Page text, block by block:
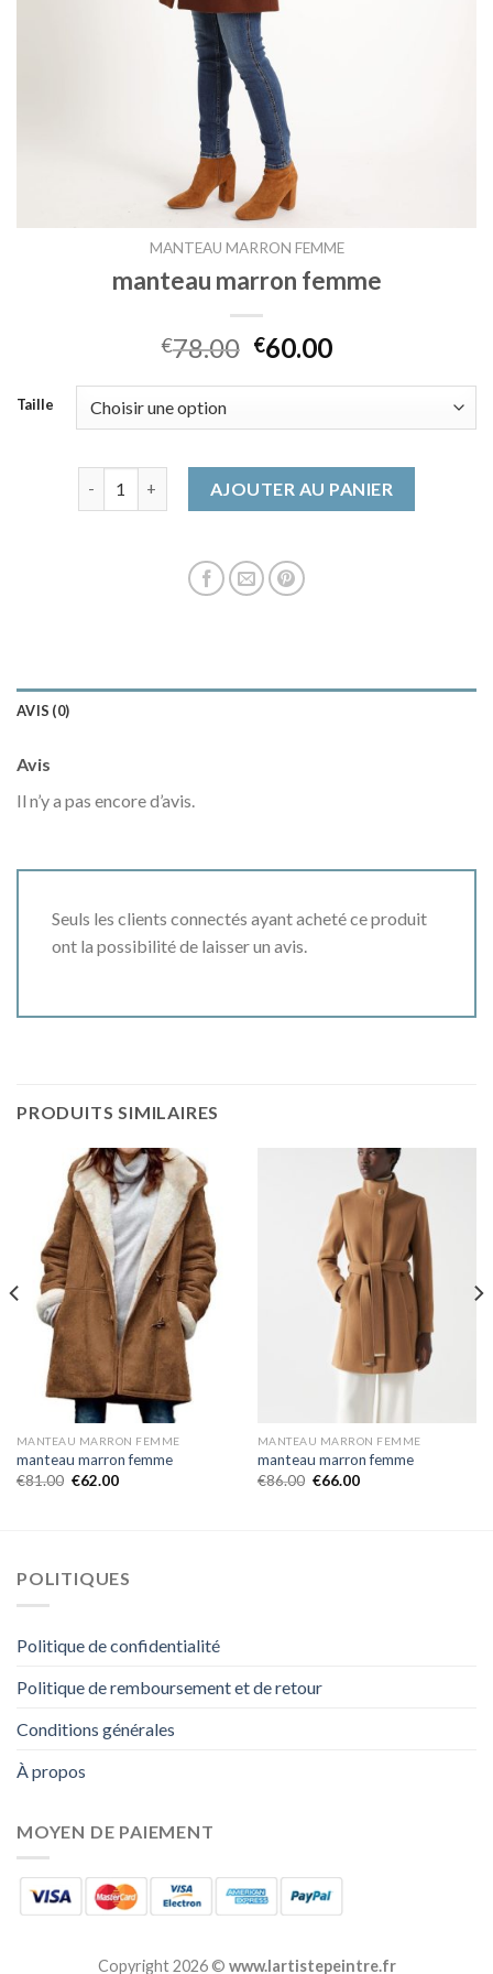
MANTEAU MARRON FEMME
manteau marron femme
€78.00 €60.00
Taille
AJOUTER AU PANIER
AVIS (0)
Avis
Il n’y a pas encore d’avis.
Seuls les clients connectés ayant acheté ce produit
ont la possibilité de laisser un avis.
PRODUITS SIMILAIRES
MANTEAU MARRON FEMME
manteau marron femme
€81.00 €62.00
MANTEAU MARRON FEMME
manteau marron femme
€86.00 €66.00
POLITIQUES
Politique de confidentialité
Politique de remboursement et de retour
Conditions générales
À propos
MOYEN DE PAIEMENT
Copyright 2026 © www.lartistepeintre.fr